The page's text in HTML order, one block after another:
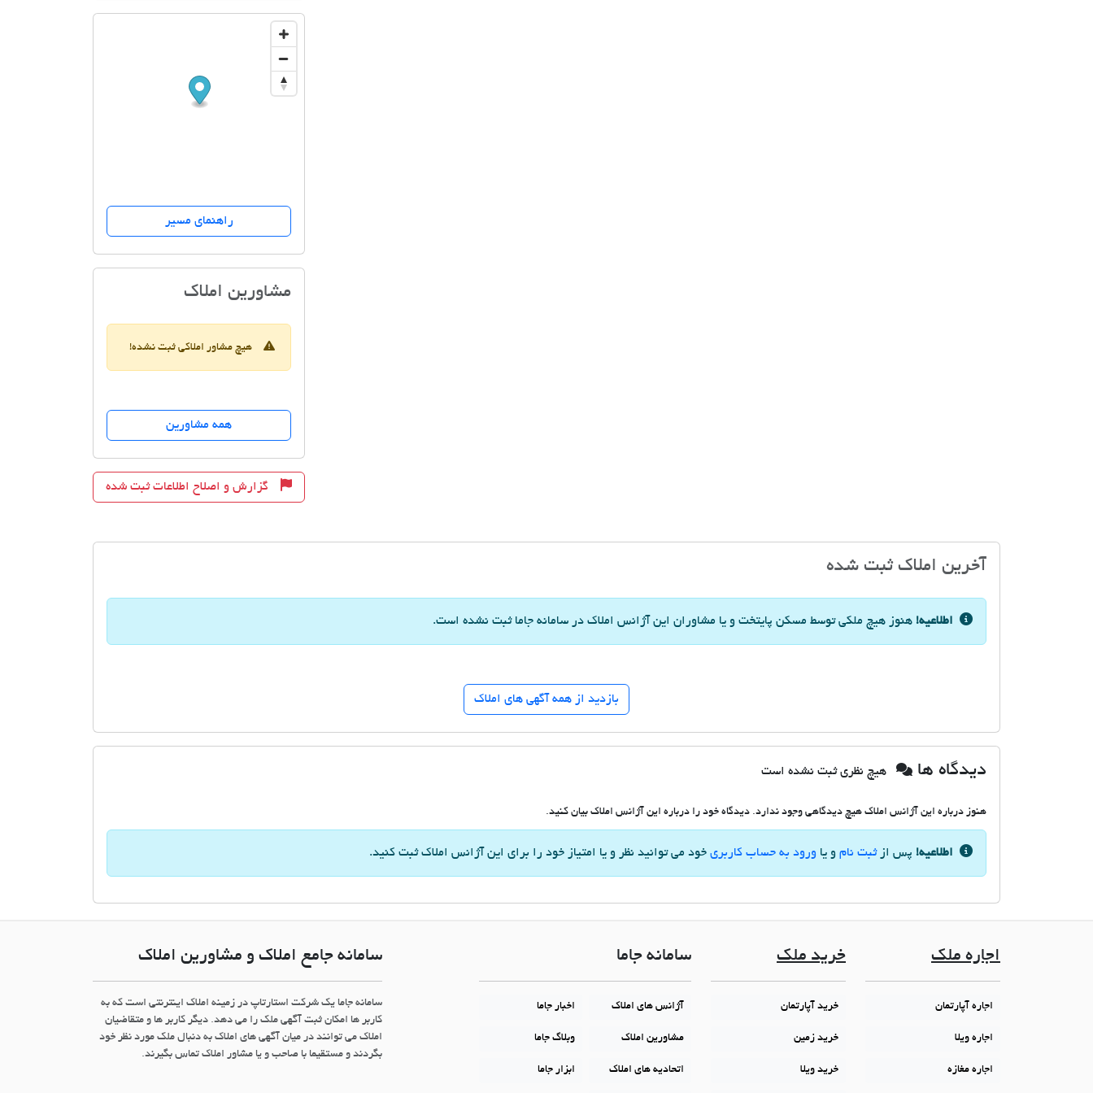
راهنمای مسیر
مشاورین املاکمسکن پایتخت
هیچ مشاور املاکی ثبت نشده!
همه مشاورین
گزارش و اصلاح اطلاعات ثبت شده
آخرین املاک ثبت شده
اطلاعیه! هنوز هیچ ملکی توسط مسکن پایتخت و یا مشاوران این آژانس املاک در سامانه جاما ثبت نشده است.
بازدید از همه آگهی های املاک
دیدگاه ها هیچ نظری ثبت نشده است
هنوز درباره این آژانس املاک هیچ دیدگاهی وجود ندارد. دیدگاه خود را درباره این آژانس املاک بیان کنید.
اطلاعیه! پس ازثبت نام و یا ورود به حساب کاربری خود می توانید نظر و یا امتیاز خود را برای این آژانس املاک ثبت کنید.
اجاره ملک
اجاره آپارتمان
اجاره ویلا
اجاره مغازه
خرید ملک
خرید آپارتمان
خرید زمین
خرید ویلا
سامانه جاما
آژانس های املاک اخبار جاما
مشاورین املاک وبلاگ جاما
اتحادیه های املاک ابزار جاما
سامانه جامع املاک و مشاورین املاک
سامانه جاما یک شرکت استارتاپ در زمینه املاک اینترنتی است که به
کاربر ها امکان ثبت آگهی ملک را می دهد. دیگر کاربر ها و متقاضیان
املاک می توانند در میان آگهی های املاک به دنبال ملک مورد نظر خود
بگردند و مستقیما با صاحب و یا مشاور املاک تماس بگیرند.